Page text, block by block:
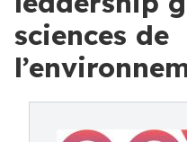
sciences de